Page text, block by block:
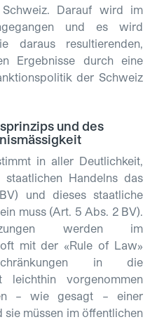
Darauf wird im
und es wird
daraus resultierenden,
Ergebnisse durch eine
der Schweiz
und des
in aller Deutlichkeit,
Handelns das
und dieses staatliche
muss (Art. 5 Abs. 2 BV).
werden im
mit der «Rule of Law»
in die
leichthin vorgenommen
– wie gesagt – einer
müssen im öffentlichen